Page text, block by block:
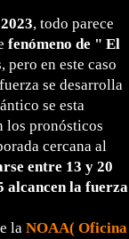
, todo parece
fenómeno de " El
pero en este caso
se desarrolla
se esta
los pronósticos
cercana al
entre 13 y 20
alcancen la fuerza
la NOAA( Oficina